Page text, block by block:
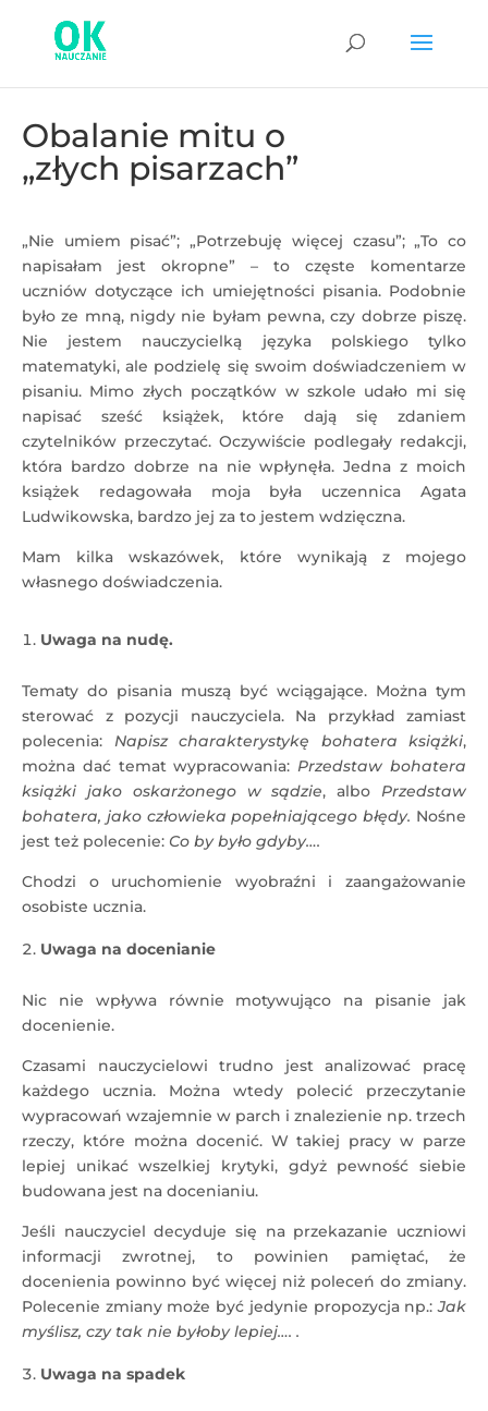
Obalanie mitu o
„złych pisarzach”
„Nie umiem pisać”; „Potrzebuję więcej czasu”; „To co
napisałam jest okropne” – to częste komentarze
uczniów dotyczące ich umiejętności pisania. Podobnie
było ze mną, nigdy nie byłam pewna, czy dobrze piszę.
Nie jestem nauczycielką języka polskiego tylko
matematyki, ale podzielę się swoim doświadczeniem w
pisaniu. Mimo złych początków w szkole udało mi się
napisać sześć książek, które dają się zdaniem
czytelników przeczytać. Oczywiście podlegały redakcji,
która bardzo dobrze na nie wpłynęła. Jedna z moich
książek redagowała moja była uczennica Agata
Ludwikowska, bardzo jej za to jestem wdzięczna.
Mam kilka wskazówek, które wynikają z mojego
własnego doświadczenia.
Uwaga na nudę.
Tematy do pisania muszą być wciągające. Można tym
sterować z pozycji nauczyciela. Na przykład zamiast
polecenia: Napisz charakterystykę bohatera książki,
można dać temat wypracowania:Przedstaw bohatera
książki jako oskarżonego w sądzie, alboPrzedstaw
bohatera, jako człowieka popełniającego błędy. Nośne
jest też polecenie: Co by było gdyby….
Chodzi o uruchomienie wyobraźni i zaangażowanie
osobiste ucznia.
Uwaga na docenianie
Nic nie wpływa równie motywująco na pisanie jak
docenienie.
Czasami nauczycielowi trudno jest analizować pracę
każdego ucznia. Można wtedy polecić przeczytanie
wypracowań wzajemnie w parch i znalezienie np. trzech
rzeczy, które można docenić. W takiej pracy w parze
lepiej unikać wszelkiej krytyki, gdyż pewność siebie
budowana jest na docenianiu.
Jeśli nauczyciel decyduje się na przekazanie uczniowi
informacji zwrotnej, to powinien pamiętać, że
docenienia powinno być więcej niż poleceń do zmiany.
Polecenie zmiany może być jedynie propozycja np.:Jak
myślisz, czy tak nie byłoby lepiej…. .
Uwaga na spadek